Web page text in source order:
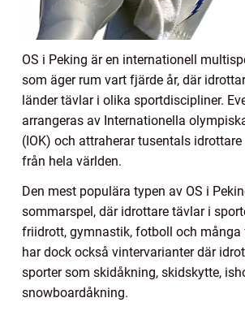
OS i Peking är en internationell
som äger rum vart fjärde år, där
länder tävlar i olika sportdiscipliner.
arrangeras av Internationella
(IOK) och attraherar tusentals
från hela världen.
Den mest populära typen av OS i
sommarspel, där idrottare tävlar i
friidrott, gymnastik, fotboll och många
har dock också vintervarianter där
sporter som skidåkning, skidskytte,
snowboardåkning.